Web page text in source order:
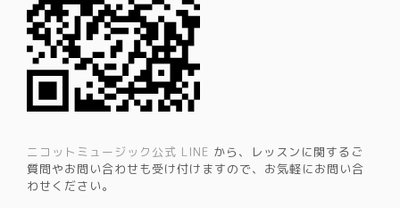
ニコットミュージック公式 LINE から、レッスンに関するご
質問やお問い合わせも受け付けますので、お気軽にお問い合
わせください。